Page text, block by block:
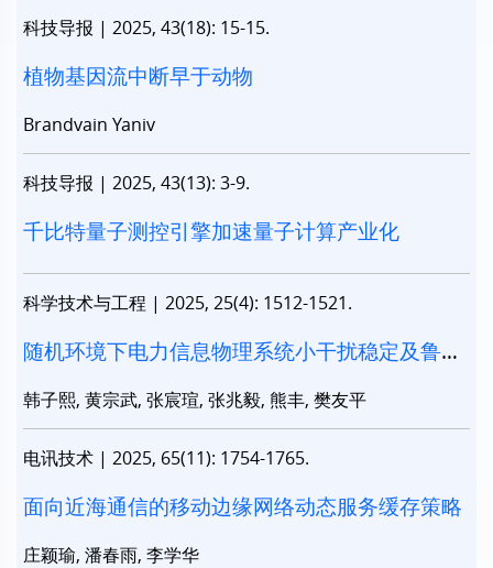
科技导报 | 2025, 43(18): 15-15.
植物基因流中断早于动物
Brandvain Yaniv
科技导报 | 2025, 43(13): 3-9.
千比特量子测控引擎加速量子计算产业化
科学技术与工程 | 2025, 25(4): 1512-1521.
随机环境下电力信息物理系统小干扰稳定及鲁棒
韩子熙, 黄宗武, 张宸瑄, 张兆毅, 熊丰, 樊友平
电讯技术 | 2025, 65(11): 1754-1765.
面向近海通信的移动边缘网络动态服务缓存策略
庄颖瑜, 潘春雨, 李学华